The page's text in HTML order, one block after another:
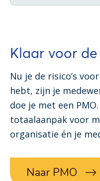
Klaar voor
Nu je de risico’s
hebt, zijn je
doe je met een
totaalaanpak voor
organisatie én je
Naar PMO